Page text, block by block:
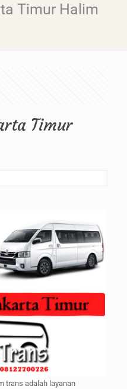
Timur Halim
Timur
trans adalah layanan